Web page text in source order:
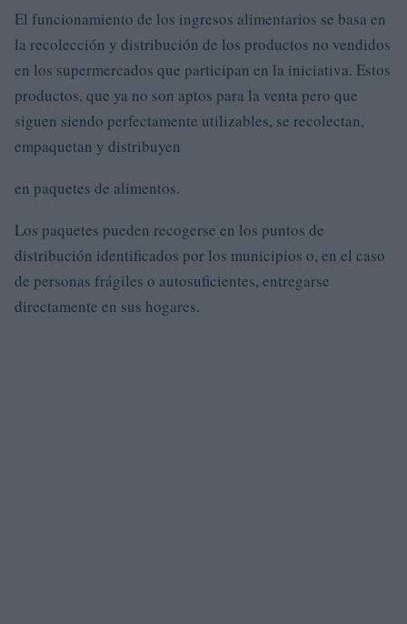
El funcionamiento de los ingresos alimentarios se basa en
la recolección y distribución de los productos no vendidos
en los supermercados que participan en la iniciativa. Estos
productos, que ya no son aptos para la venta pero que
siguen siendo perfectamente utilizables, se recolectan,
empaquetan y distribuyen
en paquetes de alimentos.
Los paquetes pueden recogerse en los puntos de
distribución identificados por los municipios o, en el caso
de personas frágiles o autosuficientes, entregarse
directamente en sus hogares.